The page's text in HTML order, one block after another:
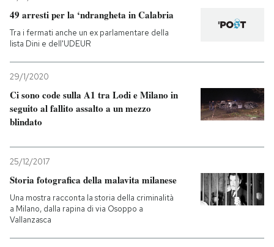
49 arresti per la ‘ndrangheta in Calabria
Tra i fermati anche un ex parlamentare della
lista Dini e dell'UDEUR
29/1/2020
Ci sono code sulla A1 tra Lodi e Milano in
seguito al fallito assalto a un mezzo
blindato
25/12/2017
Storia fotografica della malavita milanese
Una mostra racconta la storia della criminalità
a Milano, dalla rapina di via Osoppo a
Vallanzasca